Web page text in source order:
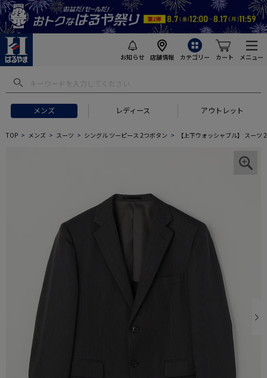
お知らせ 店舗情報 カテゴリー カート メニュー
メンズ レディース アウトレット
TOP メンズ スーツ シングル ツーピース 2つボタン 【上下ウォッシャブル】 スー